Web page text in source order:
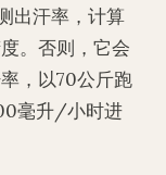
出汗率，计算
。否则，它会
，以70公斤跑
毫升/小时进